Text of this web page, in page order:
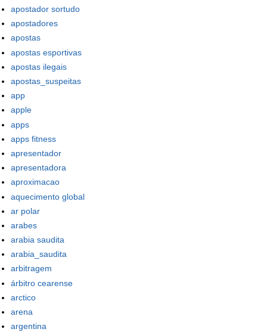
apostador sortudo
apostadores
apostas
apostas esportivas
apostas ilegais
apostas_suspeitas
app
apple
apps
apps fitness
apresentador
apresentadora
aproximacao
aquecimento global
ar polar
arabes
arabia saudita
arabia_saudita
arbitragem
árbitro cearense
arctico
arena
argentina